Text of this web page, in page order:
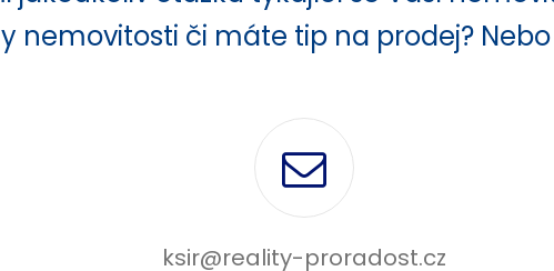
nemovitosti či máte tip na prodej?
ksir@reality-proradost.cz